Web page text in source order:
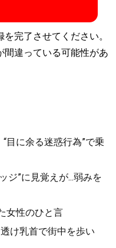
完了させてください。
違っている可能性があ
目に余る迷惑行為”で乗
ジ”に見覚えが...弱みを
女性のひと言
け乳首で街中を歩い